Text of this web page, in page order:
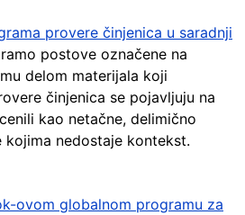
provere činjenica u saradnji
postove označene na
delom materijala koji
činjenica se pojavljuju na
kao netačne, delimično
nedostaje kontekst.
ovom globalnom programu za